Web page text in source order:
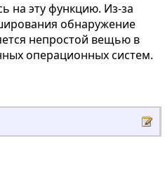
на эту функцию. Из-за
обнаружение
непростой вещью в
операционных систем.